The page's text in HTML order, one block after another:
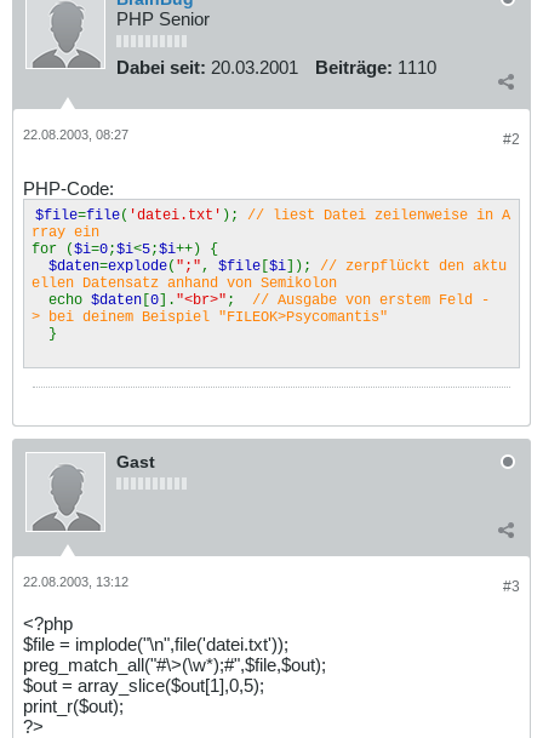
PHP Senior
Dabei seit: 20.03.2001 Beiträge: 1110
#2
22.08.2003, 08:27
PHP-Code:
$file=file( 'datei.txt' ); // liest Datei zeilenweise in A
rray ein
for ($i=0;$i<5;$i++) {
$daten=explode( ";" , $file [$i]); // zerpflückt den aktu
ellen Datensatz anhand von Semikolon
echo $daten [0]. "<br>" ; // Ausgabe von erstem Feld -
> bei deinem Beispiel "FILEOK>Psycomantis"
}
Gast
#3
22.08.2003, 13:12
<?php
$file = implode("\n",file('datei.txt'));
preg_match_all("#\>(\w*);#",$file,$out);
$out = array_slice($out[1],0,5);
print_r($out);
?>